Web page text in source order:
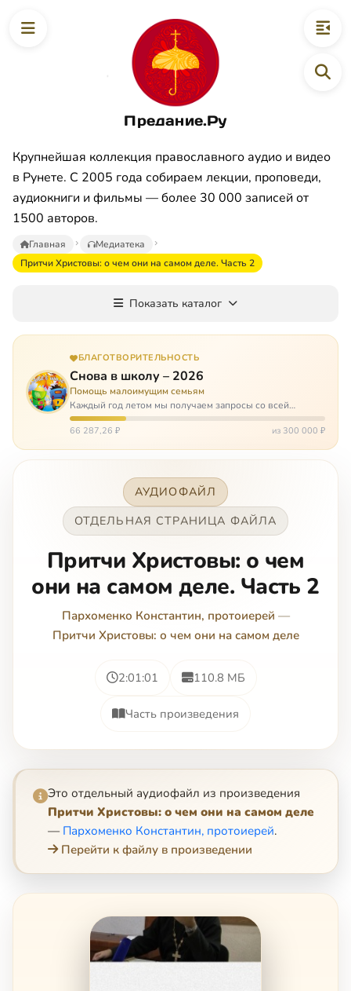
Предание.Ру
Крупнейшая коллекция православного аудио и видео
в Рунете. С 2005 года собираем лекции, проповеди,
аудиокниги и фильмы — более 30 000 записей от
1500 авторов.
Главная
Медиатека
Притчи Христовы: о чем они на самом деле. Часть 2
Показать каталог
БЛАГОТВОРИТЕЛЬНОСТЬ
Снова в школу – 2026
Помощь малоимущим семьям
Каждый год летом мы получаем запросы со всей
России: помогите собраться в школу. Семьи с больными
детьми или родителями, семьи без пап или мам,
66 287,26 ₽ из 300 000 ₽
АУДИОФАЙЛ
ОТДЕЛЬНАЯ СТРАНИЦА ФАЙЛА
Притчи Христовы: о чем
они на самом деле. Часть 2
Пархоменко Константин, протоиерей —
Притчи Христовы: о чем они на самом деле
2:01:01 110.8 МБ
Часть произведения
Это отдельный аудиофайл из произведения
Притчи Христовы: о чем они на самом деле
— Пархоменко Константин, протоиерей.
Перейти к файлу в произведении